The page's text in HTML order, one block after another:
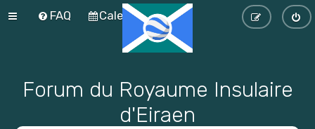
FAQ Calendrier
Forum du Royaume Insulaire
d'Eiraen